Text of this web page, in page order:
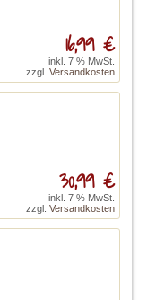
16,99 €
inkl. 7 % MwSt.
zzgl. Versandkosten
30,99 €
inkl. 7 % MwSt.
zzgl. Versandkosten